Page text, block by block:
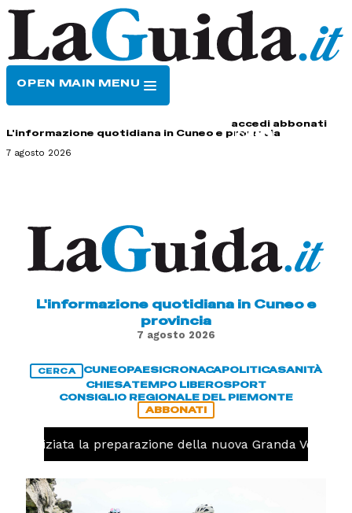
OPEN MAIN MENU
accedi abbonati
L'informazione quotidiana in Cuneo e provincia
7 agosto 2026
L'informazione quotidiana in Cuneo e
provincia
7 agosto 2026
CERCA CUNEOPAESICRONACAPOLITICASANITÀ
CHIESATEMPO LIBEROSPORT
CONSIGLIO REGIONALE DEL PIEMONTE
ABBONATI
iniziata la preparazione della nuova Granda Volley